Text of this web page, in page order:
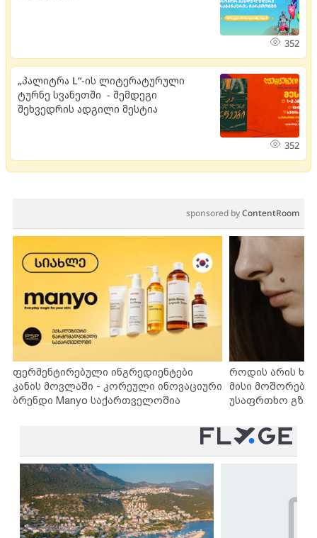
352
„პალიტრა L“-ის ლიტერატურული
ტურნე სვანეთში - შემდეგი
შეხვედრის ადგილი მესტია
352
sponsored byContentRoom
ფერმენტირებული ინგრედიენტები
კანის მოვლაში - კორეული ინოვაციური
ბრენდი Manyo საქართველოშია
როდის არის
მისი
უსაფრთხო